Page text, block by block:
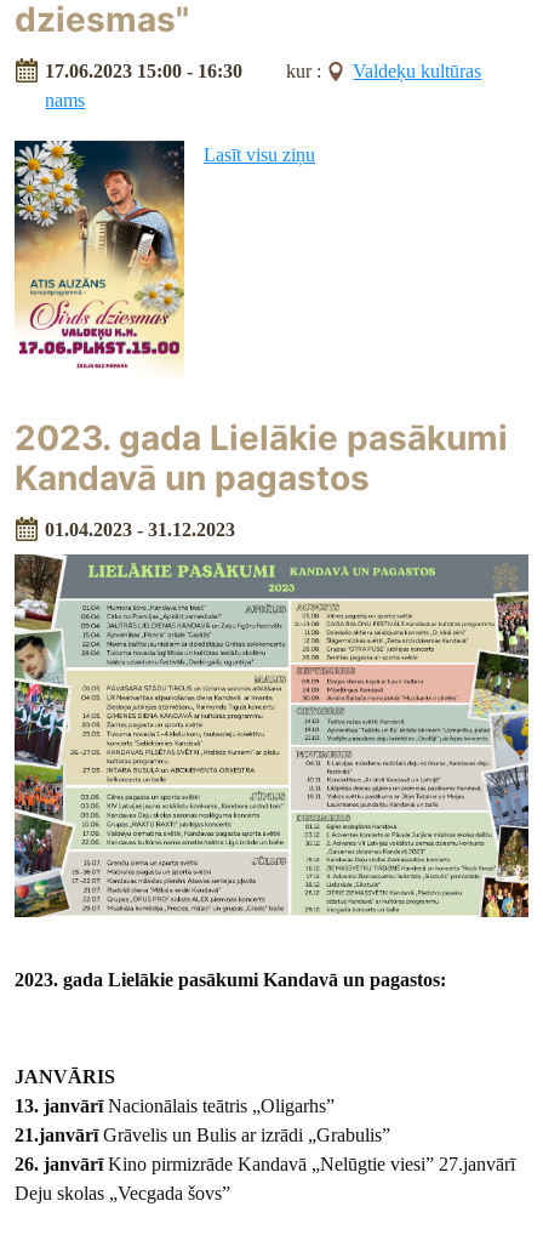
dziesmas"
17.06.2023 15:00 - 16:30 kur :
Valdeķu kultūras
nams
Lasīt visu ziņu
2023. gada Lielākie pasākumi
Kandavā un pagastos
01.04.2023 - 31.12.2023
2023. gada Lielākie pasākumi Kandavā un pagastos:
JANVĀRIS
13. janvārīNacionālais teātris „Oligarhs”
21.janvārīGrāvelis un Bulis ar izrādi „Grabulis”
26. janvārīKino pirmizrāde Kandavā „Nelūgtie viesi” 27.janvārī
Deju skolas „Vecgada šovs”